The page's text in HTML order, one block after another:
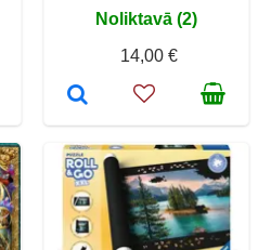
Noliktavā (2)
14,00 €